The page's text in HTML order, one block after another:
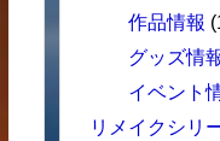
作品情報
グッズ情
イベント
リメイクシリ